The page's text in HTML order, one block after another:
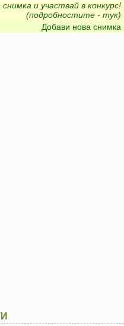
и участвай в конкурс!
(подробностите - тук)
Добави нова снимка